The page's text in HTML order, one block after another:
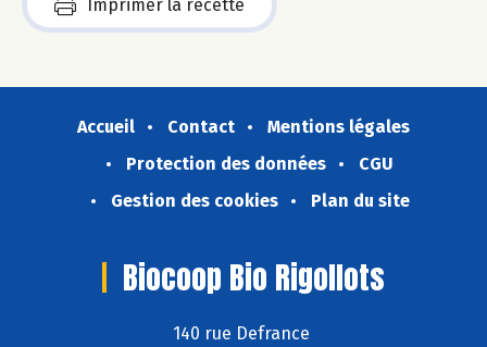
Imprimer la recette
Accueil Contact
Mentions légales
Protection des données
CGU
Gestion des cookies
Plan du site
Biocoop Bio Rigollots
140 rue Defrance